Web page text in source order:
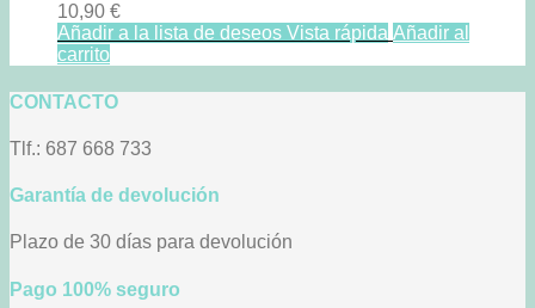
10,90 €
Añadir a la lista de deseos Vista rápida Añadir al
carrito
CONTACTO
Tlf.: 687 668 733
Garantía de devolución
Plazo de 30 días para devolución
Pago 100% seguro